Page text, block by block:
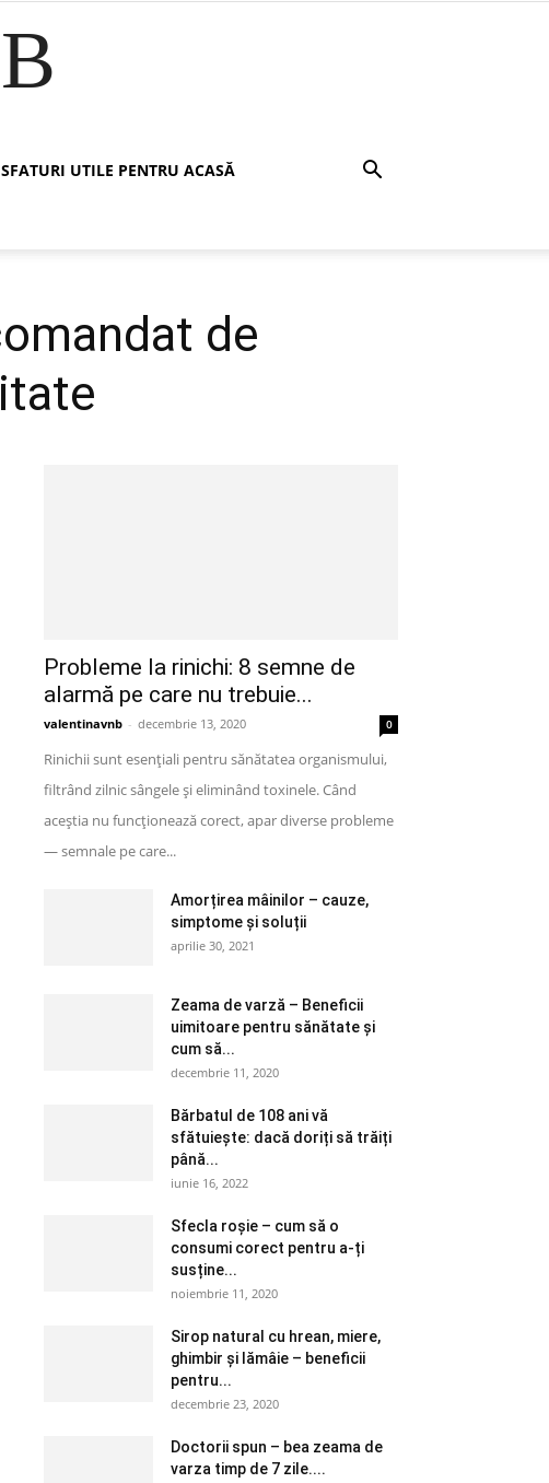
SFATURI UTILE PENTRU ACASĂ
de
Probleme la rinichi: 8 semne de
alarmă pe care nu trebuie...
valentinavnb - decembrie 13, 2020 0
Rinichii sunt esențiali pentru sănătatea organismului,
filtrând zilnic sângele și eliminând toxinele. Când
aceștia nu funcționează corect, apar diverse probleme
— semnale pe care...
Amorțirea mâinilor – cauze,
simptome și soluții
aprilie 30, 2021
Zeama de varză – Beneficii
uimitoare pentru sănătate și
cum să...
decembrie 11, 2020
Bărbatul de 108 ani vă
sfătuiește: dacă doriți să trăiți
până...
iunie 16, 2022
Sfecla roșie – cum să o
consumi corect pentru a-ți
susține...
noiembrie 11, 2020
Sirop natural cu hrean, miere,
ghimbir și lămâie – beneficii
pentru...
decembrie 23, 2020
Doctorii spun – bea zeama de
varza timp de 7 zile....